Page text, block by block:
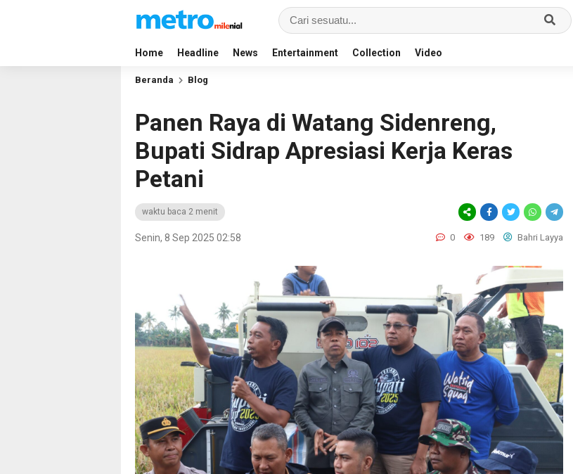
Home Headline News Entertainment Collection Video
Beranda Blog
Panen Raya di Watang Sidenreng,
Bupati Sidrap Apresiasi Kerja Keras
Petani
waktu baca 2 menit
Senin, 8 Sep 2025 02:58 0 189 Bahri Layya